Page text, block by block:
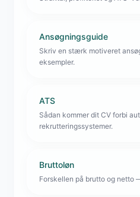
Ansøgningsguide
Skriv en stærk motiveret
eksempler.
ATS
Sådan kommer dit CV forbi
rekrutteringssystemer.
Bruttoløn
Forskellen på brutto og netto